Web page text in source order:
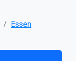
Essen